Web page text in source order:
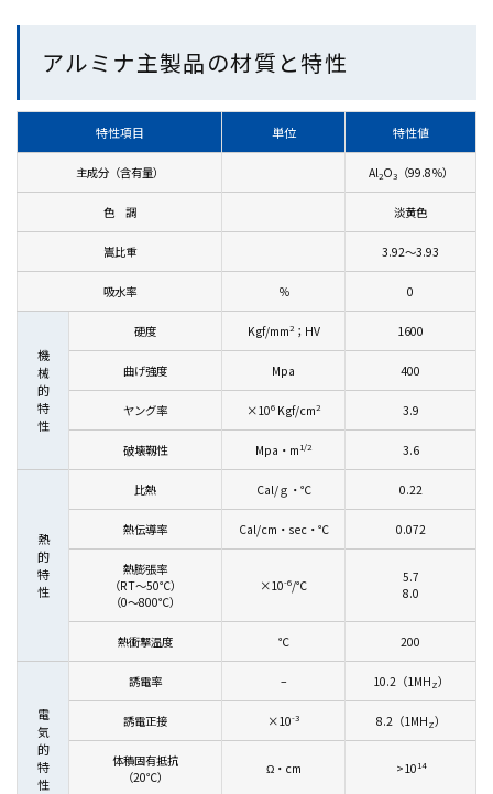
アルミナ主製品の材質と特性
特性項目 単位 特性値
主成分（含有量） Al2O3（99.8％）
色 調 淡黄色
嵩比重 3.92～3.93
吸水率 ％ 0
機
械
的
特
性
硬度 Kgf/mm2；HV 1600
曲げ強度 Mpa 400
ヤング率 ×106 Kgf/cm2 3.9
破壊靱性 Mpa・m1/2 3.6
熱
的
特
性
比熱 Cal/ｇ・℃ 0.22
熱伝導率 Cal/cm・sec・℃ 0.072
熱膨張率
（RT～50℃）
（0～800℃）
×10-6/℃
5.7
8.0
熱衝撃温度 ℃ 200
電
気
的
特
性
誘電率 – 10.2（1MHZ）
誘電正接 ×10-3 8.2（1MHZ）
体積固有抵抗
（20℃）
Ω・cm >1014